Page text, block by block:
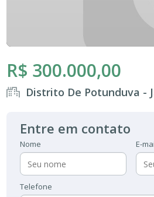
R$ 300.000,00
Distrito De Potunduva -
Entre em contato
Nome E-
Telefone